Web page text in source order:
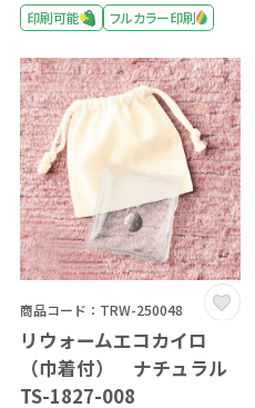
印刷可能
フルカラー印刷
商品コード：TRW-250048
リウォームエコカイロ
（巾着付） ナチュラル
TS-1827-008